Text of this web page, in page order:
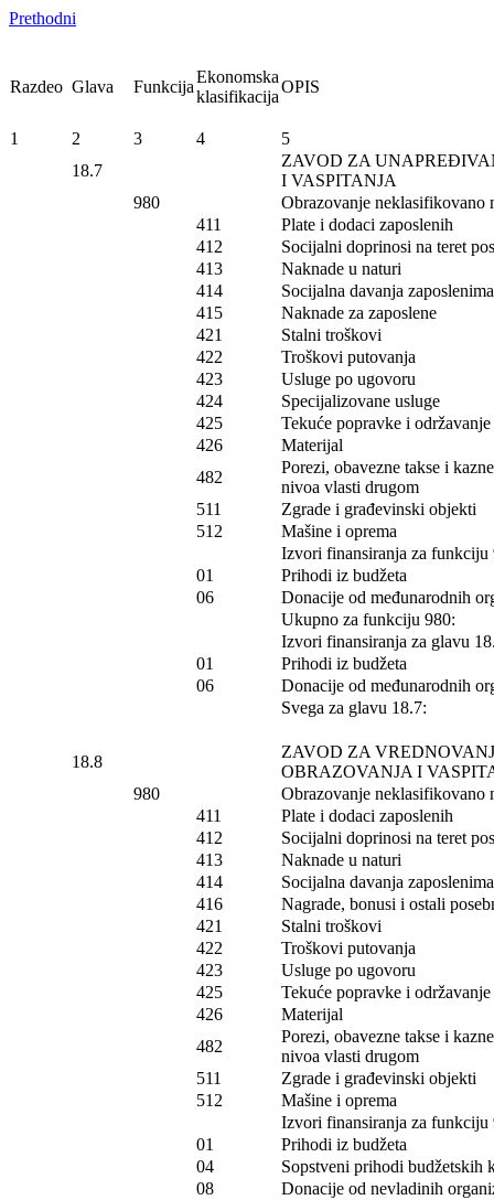
Prethodni
Razdeo Glava Funkcija
Ekonomska
klasifikacija
OPIS
1 2 3 4
5
18.7
ZAVOD ZA
I VASPITANJA
980
Obrazovanje neklasifikovano
411
Plate i dodaci zaposlenih
412
Socijalni doprinosi na teret
413
Naknade u naturi
414
Socijalna davanja zaposlenima
415
Naknade za zaposlene
421
Stalni troškovi
422
Troškovi putovanja
423
Usluge po ugovoru
424
Specijalizovane usluge
425
Tekuće popravke i
426
Materijal
482
Porezi, obavezne takse i
nivoa vlasti drugom
511
Zgrade i građevinski objekti
512
Mašine i oprema
Izvori finansiranja za funkciju
01
Prihodi iz budžeta
06
Donacije od međunarodnih
Ukupno za funkciju 980:
Izvori finansiranja za glavu
01
Prihodi iz budžeta
06
Donacije od međunarodnih
Svega za glavu 18.7:
18.8
ZAVOD ZA
OBRAZOVANJA I
980
Obrazovanje neklasifikovano
411
Plate i dodaci zaposlenih
412
Socijalni doprinosi na teret
413
Naknade u naturi
414
Socijalna davanja zaposlenima
416
Nagrade, bonusi i ostali
421
Stalni troškovi
422
Troškovi putovanja
423
Usluge po ugovoru
425
Tekuće popravke i
426
Materijal
482
Porezi, obavezne takse i
nivoa vlasti drugom
511
Zgrade i građevinski objekti
512
Mašine i oprema
Izvori finansiranja za funkciju
01
Prihodi iz budžeta
04
Sopstveni prihodi budžetskih
08
Donacije od nevladinih